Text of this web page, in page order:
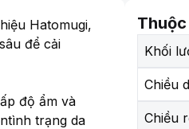
Hatomugi,
để cải
độ ẩm và
trạng da
Khối
Chiều
Chiều